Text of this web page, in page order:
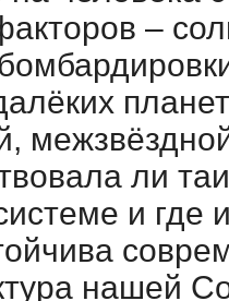
–
ли
и где
нашей